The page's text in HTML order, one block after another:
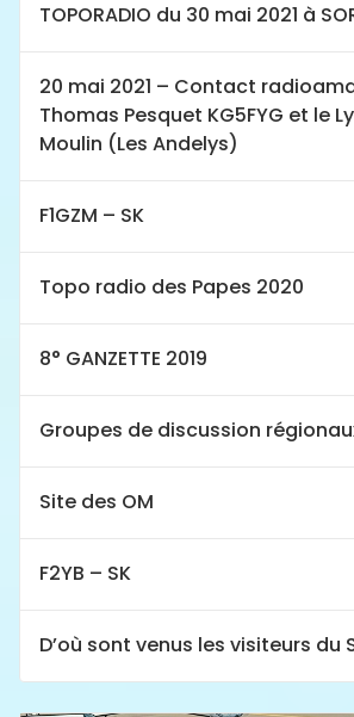
TOPORADIO du 30 mai 2021 à
20 mai 2021 – Contact
Thomas Pesquet KG5FYG et le
Moulin (Les Andelys)
F1GZM – SK
Topo radio des Papes 2020
8° GANZETTE 2019
Groupes de discussion
Site des OM
F2YB – SK
D’où sont venus les visiteurs du